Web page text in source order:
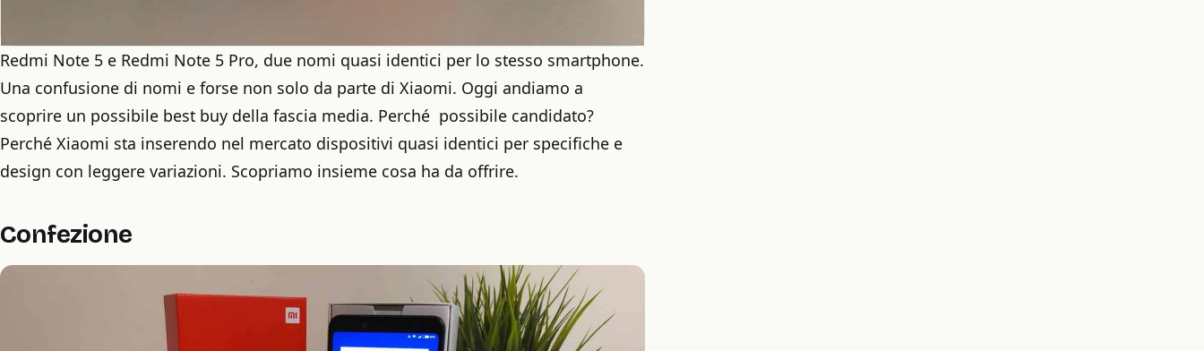
Redmi Note 5 e Redmi Note 5 Pro, due nomi quasi identici per lo stesso smartphone.
Una confusione di nomi e forse non solo da parte di Xiaomi. Oggi andiamo a
scoprire un possibile best buy della fascia media. Perché possibile candidato?
Perché Xiaomi sta inserendo nel mercato dispositivi quasi identici per specifiche e
design con leggere variazioni. Scopriamo insieme cosa ha da offrire.
Confezione